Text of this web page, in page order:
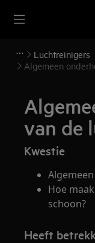
Luchtreinigers
Algemeen
van de
Kwestie
Hoe
schoon?
Heeft